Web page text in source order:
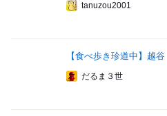
tanuzou2001
【食べ歩き珍道中】越谷
だるま３世